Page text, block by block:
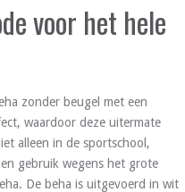
voor het hele
zonder beugel met een
waardoor deze uitermate
alleen in de sportschool,
gebruik wegens het grote
De beha is uitgevoerd in wit